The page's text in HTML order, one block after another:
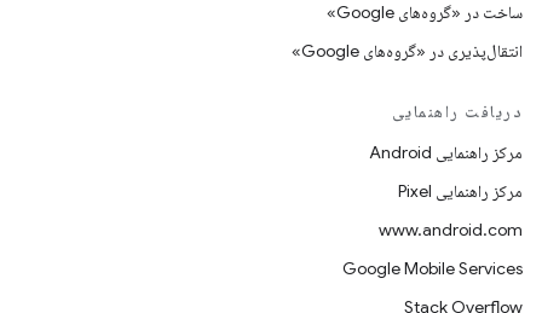
ساخت در «گروه‌های Google»
انتقال‌پذیری در «گروه‌های Google»
دریافت راهنمایی
مرکز راهنمایی Android
مرکز راهنمایی Pixel
www.android.com
Google Mobile Services
Stack Overflow